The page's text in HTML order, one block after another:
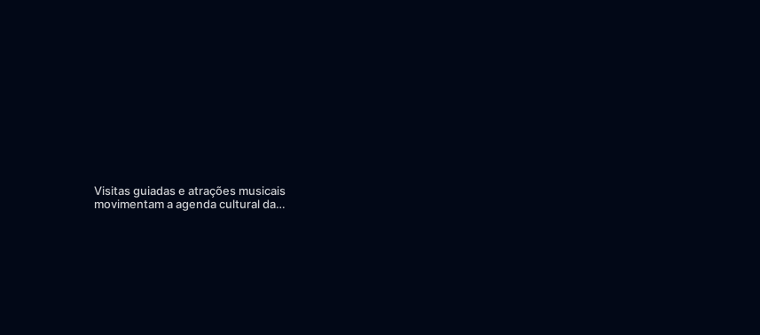
Visitas guiadas e atrações musicais
movimentam a agenda cultural da